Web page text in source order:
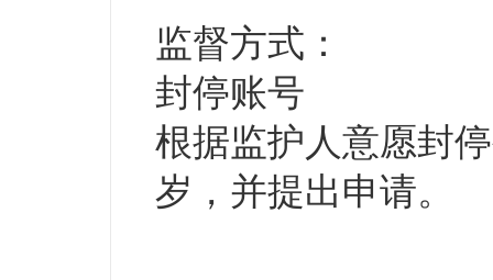
监督方式：
封停账号
根据监护人意愿封
岁，并提出申请。